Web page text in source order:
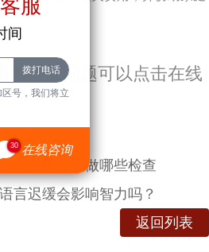
等方面问题可以点击在线
育迟缓需要做哪些检查
言迟缓会影响智力吗？
返回列表
服
间
号，我们将立
30 在线咨询